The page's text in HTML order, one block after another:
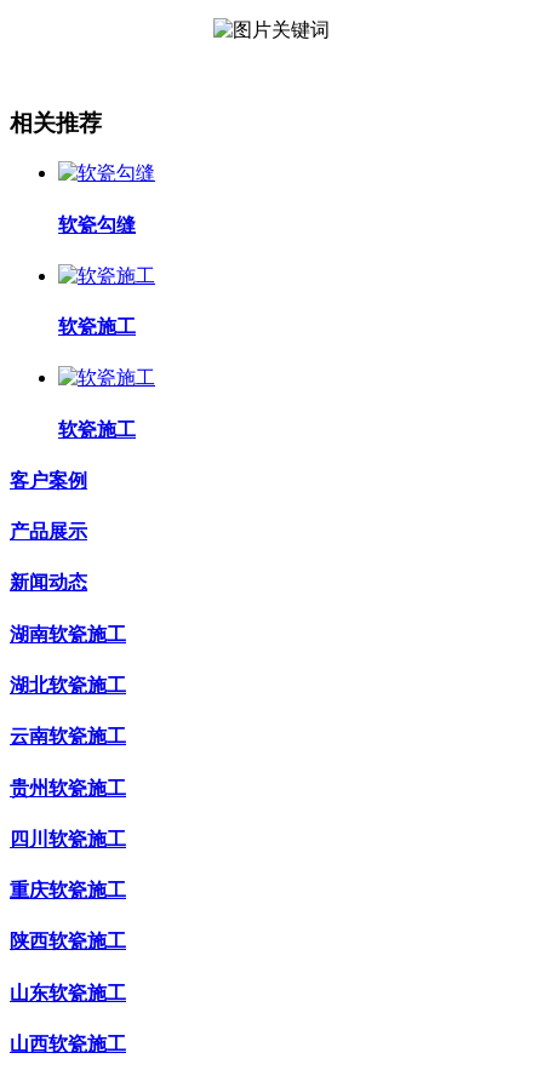
相关推荐
软瓷勾缝
软瓷施工
软瓷施工
客户案例
产品展示
新闻动态
湖南软瓷施工
湖北软瓷施工
云南软瓷施工
贵州软瓷施工
四川软瓷施工
重庆软瓷施工
陕西软瓷施工
山东软瓷施工
山西软瓷施工